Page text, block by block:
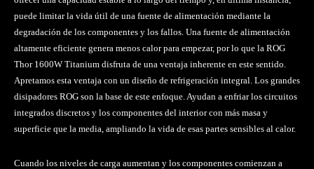
puede limitar la vida útil de una fuente de alimentación mediante la
degradación de los componentes y los fallos. Una fuente de alimentación
altamente eficiente genera menos calor para empezar, por lo que la ROG
Thor 1600W Titanium disfruta de una ventaja inherente en este sentido.
Apretamos esta ventaja con un diseño de refrigeración integral. Los grandes
disipadores ROG son la base de este enfoque. Ayudan a enfriar los circuitos
integrados discretos y los componentes del interior con más masa y
superficie que la media, ampliando la vida de esas partes sensibles al calor.
Cuando los niveles de carga aumentan y los componentes comienzan a